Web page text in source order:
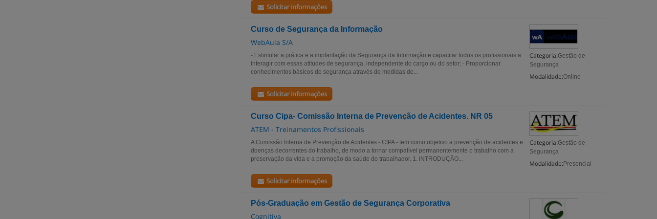
Solicitar informações
Curso de Segurança da Informação
WebAula S/A
Categoria:Gestão de
Segurança
Modalidade:Online
- Estimular a prática e a implantação da Segurança da Informação e capacitar todos os profissionais a
interagir com essas atitudes de segurança, independente do cargo ou do setor; - Proporcionar
conhecimentos básicos de segurança através de medidas de...
Solicitar informações
Curso Cipa- Comissão Interna de Prevenção de Acidentes. NR 05
ATEM - Treinamentos Profissionais
Categoria:Gestão de
Segurança
Modalidade: Presencial
A Comissão Interna de Prevenção de Acidentes - CIPA - tem como objetivo a prevenção de acidentes e
doenças decorrentes do trabalho, de modo a tornar compatível permanentemente o trabalho com a
preservação da vida e a promoção da saúde do trabalhador. 1. INTRODUÇÃO...
Solicitar informações
Pós-Graduação em Gestão de Segurança Corporativa
Cognitiva